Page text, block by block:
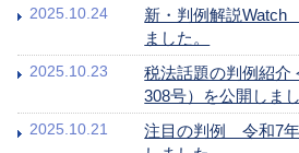
2025.10.24
新・判例解説Watch
ました。
2025.10.23
税法話題の判例紹介
308号）を公開しまし
2025.10.21
注目の判例 令和7